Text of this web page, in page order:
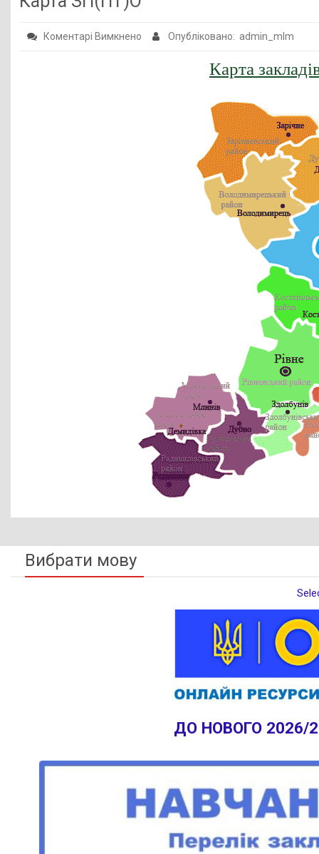
Публічна інформація
Заклади ПТО
Коментарі Вимкнено до
Опубліковано: admin_mlm
Карта
Вибрати мову
ДО НОВОГО 2026/